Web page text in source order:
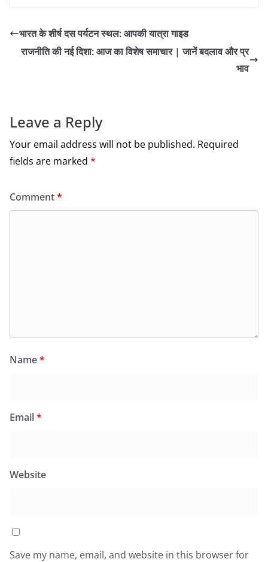
c
e
b
k
itt
er
ai
l
ar
e
भारत के शीर्ष दस पर्यटन स्थल: आपकी यात्रा गाइड
राजनीति की नई दिशा: आज का विशेष समाचार | जानें बदलाव और प्र
भाव
Leave a Reply
Your email address will not be published. Required
fields are marked *
Comment*
Name*
Email*
Website
Save my name, email, and website in this browser for